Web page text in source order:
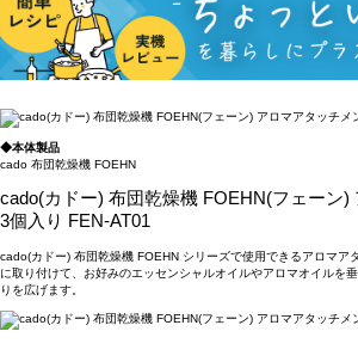
◆本体製品
cado 布団乾燥機 FOEHN
cado(カドー) 布団乾燥機 FOEHN(フェーン)
3個入り FEN-AT01
cado(カドー) 布団乾燥機 FOEHN シリーズで使用できるアロマア
に取り付けて、お好みのエッセンシャルオイルやアロマオイルを
りを広げます。